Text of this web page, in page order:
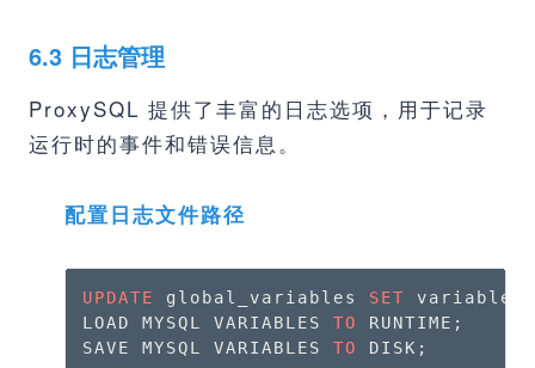
6.3 日志管理
ProxySQL 提供了丰富的日志选项，用于记录
运行时的事件和错误信息。
配置日志文件路径
UPDATE global_variables SET
LOAD MYSQL VARIABLES TO
RUNTIME;
SAVE MYSQL VARIABLES TO DISK;